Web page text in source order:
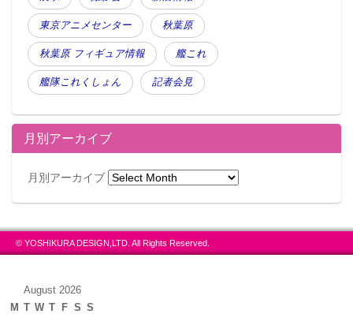
東京アニメセンター 秋葉原
秋葉原 フィギュア情報 艦これ
艦隊これくしょん 記者会見
月別アーカイブ
月別アーカイブ
© YOSHIKURA DESIGN,LTD. All Rights Reserved.
August 2026
M T W T F S S